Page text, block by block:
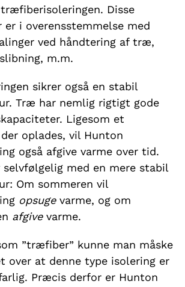
Disse
i overensstemmelse med
ved håndtering af træ,
m.m.
sikrer også en stabil
Træ har nemlig rigtigt gode
Ligesom et
oplades, vil Hunton
også afgive varme over tid.
med en mere stabil
Om sommeren vil
opsugevarme, og om
afgivevarme.
”træfiber” kunne man måske
over at denne type isolering er
Præcis derfor er Hunton